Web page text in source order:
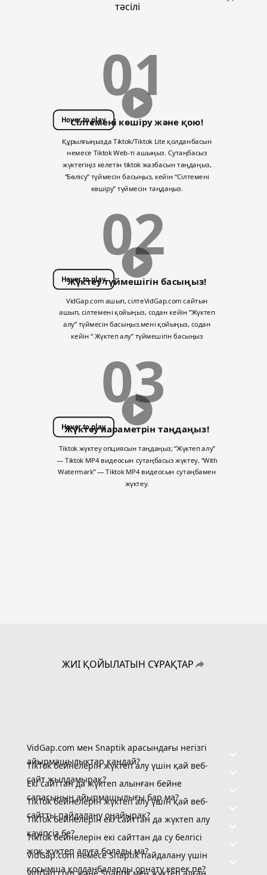
тәсілі
01
Hover to play
Сілтемені көшіру және қою!
Құрылғыңызда Tiktok/Tiktok Lite қолданбасын
немесе Tiktok Web-ті ашыңыз. Сутаңбасыз
жүктегіңіз келетін tiktok жазбасын таңдаңыз,
“Бөлісу” түймесін басыңыз, кейін “Сілтемені
көшіру” түймесін таңдаңыз.
02
Hover to play
Жүктеу түймешігін басыңыз!
VidGap.com ашып, сілтеVidGap.com сайтын
ашып, сілтемені қойыңыз, содан кейін “Жүктеп
алу” түймесін басыңыз.мені қойыңыз, содан
кейін “ Жүктеп алу” түймешігін басыңыз
03
Hover to play
Жүктеу параметрін таңдаңыз!
Tiktok жүктеу опциясын таңдаңыз; “Жүктеп алу”
— Tiktok MP4 видеосын сутаңбасыз жүктеу, “With
Watermark” — Tiktok MP4 видеосын сутаңбамен
жүктеу.
ЖИІ ҚОЙЫЛАТЫН СҰРАҚТАР
VidGap.com мен Snaptik арасындағы негізгі
айырмашылықтар қандай?
TikTok бейнелерін жүктеп алу үшін қай веб-
сайт жылдамырақ?
Екі сайттан да жүктеп алынған бейне
сапасының айырмашылығы бар ма?
TikTok бейнелерін жүктеп алу үшін қай веб-
сайтты пайдалану оңайырақ?
TikTok бейнелерін екі сайттан да жүктеп алу
қауіпсіз бе?
TikTok бейнелерін екі сайттан да су белгісі
жоқ жүктеп алуға болады ма?
VidGap.com немесе Snaptik пайдалану үшін
қосымша қолданбаларды орнату керек пе?